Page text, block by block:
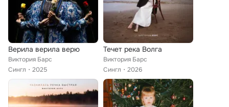
Верила верила верю
Виктория Барс
Сингл
2025
Течет река Волга
Виктория Барс
Сингл
2026